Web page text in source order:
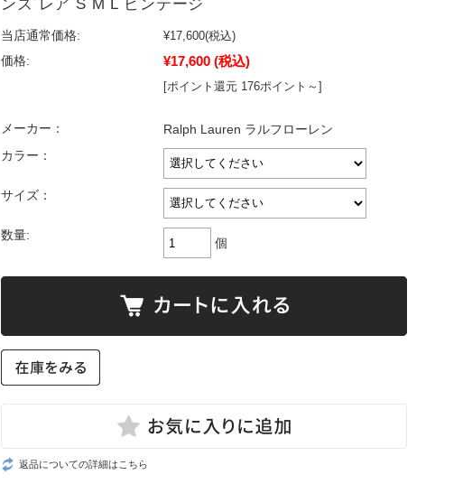
ンズ レア S M L ビンテージ
当店通常価格: ¥17,600(税込)
価格:
¥17,600 (税込)
[ポイント還元 176ポイント～]
メーカー：
Ralph Lauren ラルフローレン
カラー：
サイズ：
数量:
個
返品についての詳細はこちら